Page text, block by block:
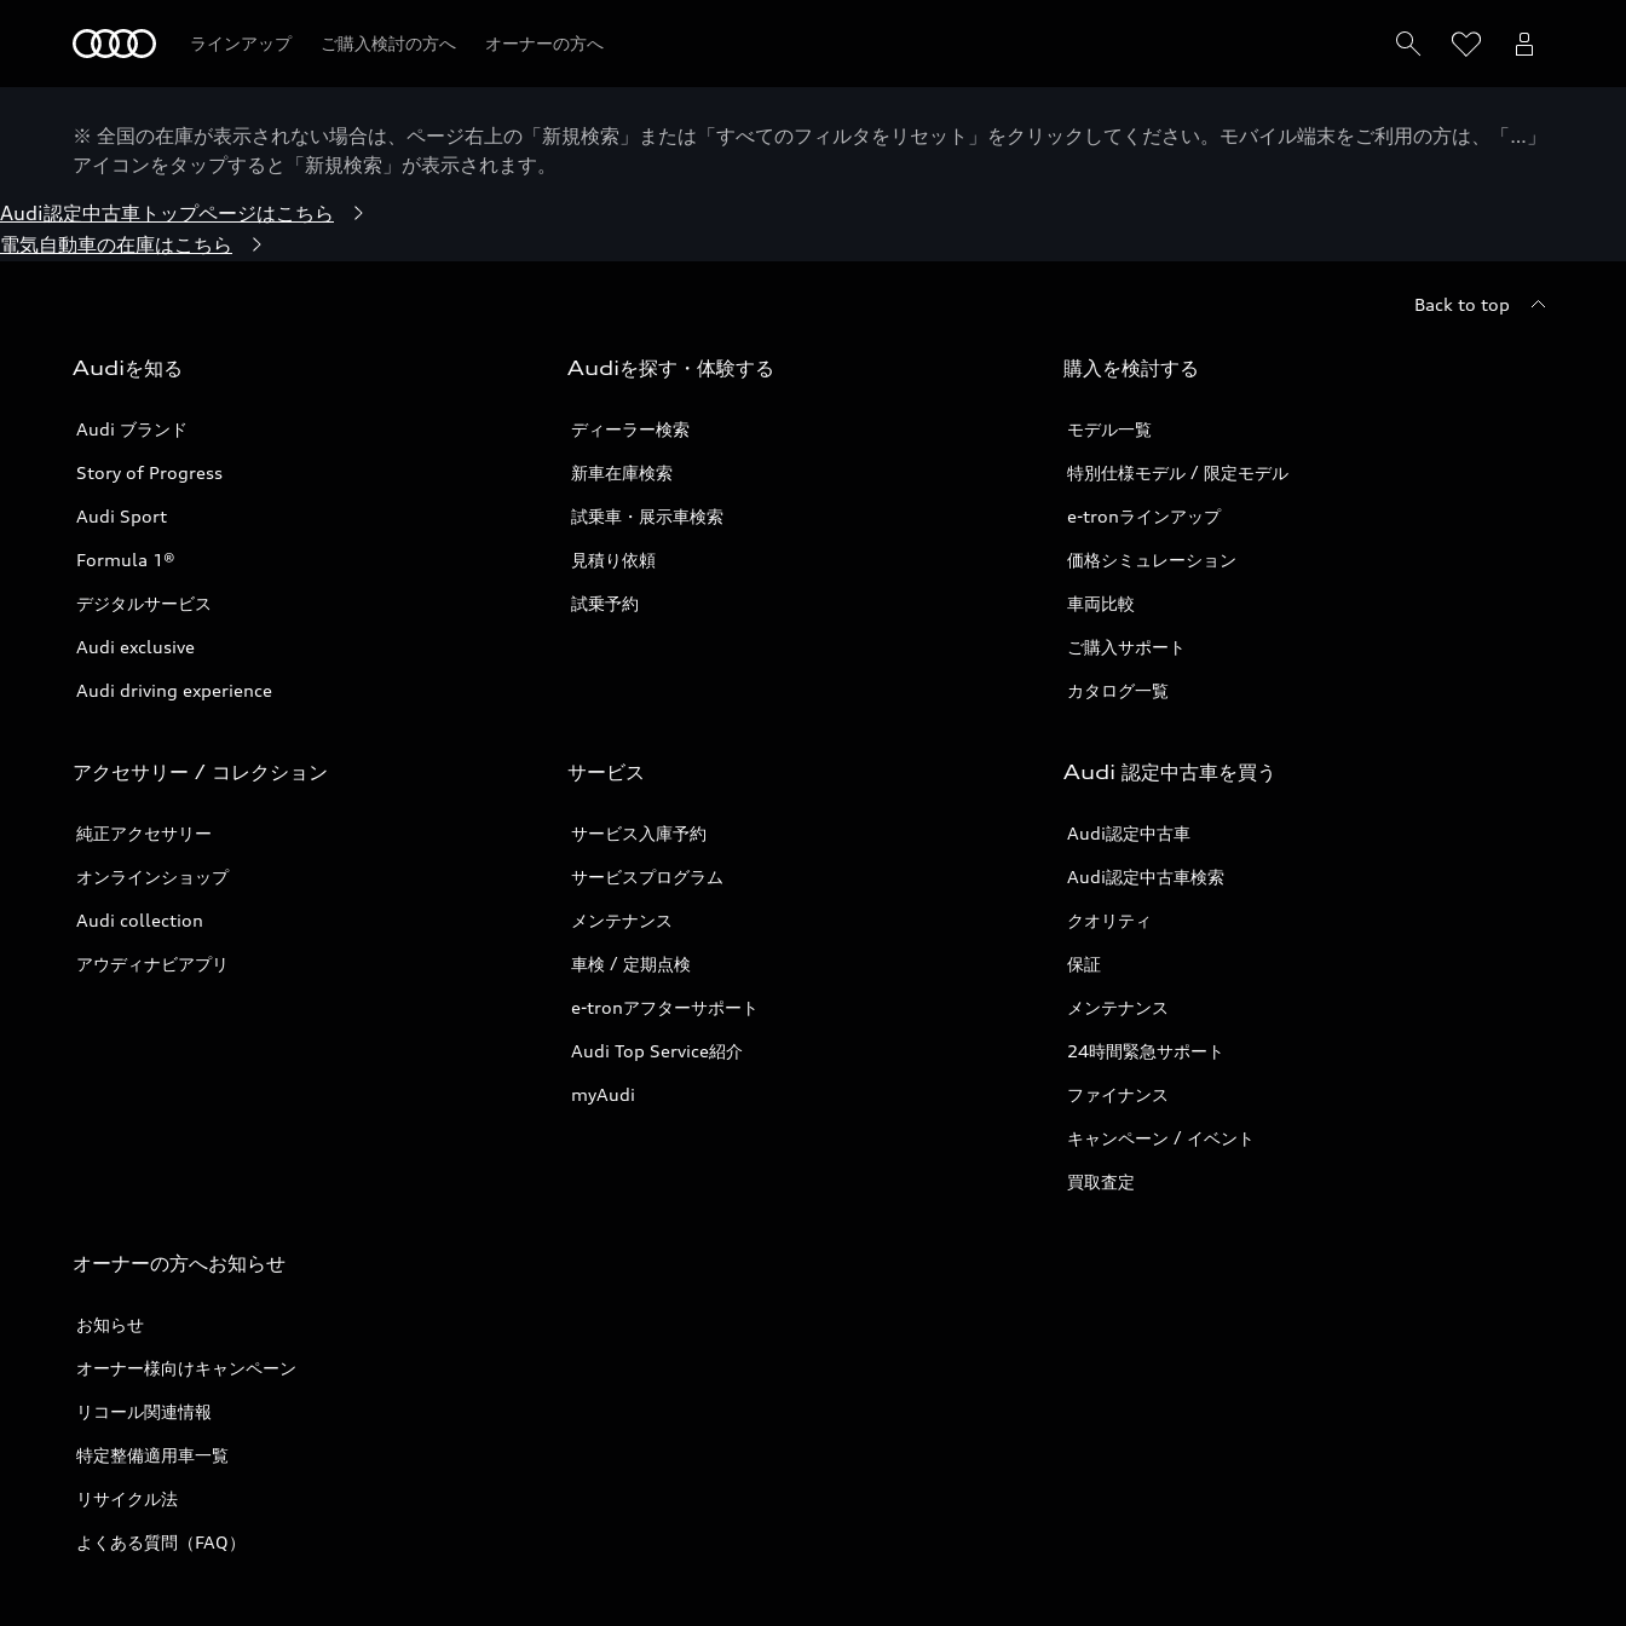
ラインアップ ご購入検討の方へ オーナーの方へ
※ 全国の在庫が表示されない場合は、ページ右上の「新規検索」または「すべてのフィルタをリセット」をクリックしてください。モバイル端末をご利用の方は、「…」
アイコンをタップすると「新規検索」が表示されます。
Audi認定中古車トップページはこちら
電気自動車の在庫はこちら
Back to top
Audiを知る
Audi ブランド
Story of Progress
Audi Sport
Formula 1®
デジタルサービス
Audi exclusive
Audi driving experience
Audiを探す・体験する
ディーラー検索
新車在庫検索
試乗車・展示車検索
見積り依頼
試乗予約
購入を検討する
モデル一覧
特別仕様モデル / 限定モデル
e-tronラインアップ
価格シミュレーション
車両比較
ご購入サポート
カタログ一覧
アクセサリー / コレクション
純正アクセサリー
オンラインショップ
Audi collection
アウディナビアプリ
サービス
サービス入庫予約
サービスプログラム
メンテナンス
車検 / 定期点検
e-tronアフターサポート
Audi Top Service紹介
myAudi
Audi 認定中古車を買う
Audi認定中古車
Audi認定中古車検索
クオリティ
保証
メンテナンス
24時間緊急サポート
ファイナンス
キャンペーン / イベント
買取査定
オーナーの方へお知らせ
お知らせ
オーナー様向けキャンペーン
リコール関連情報
特定整備適用車一覧
リサイクル法
よくある質問（FAQ）